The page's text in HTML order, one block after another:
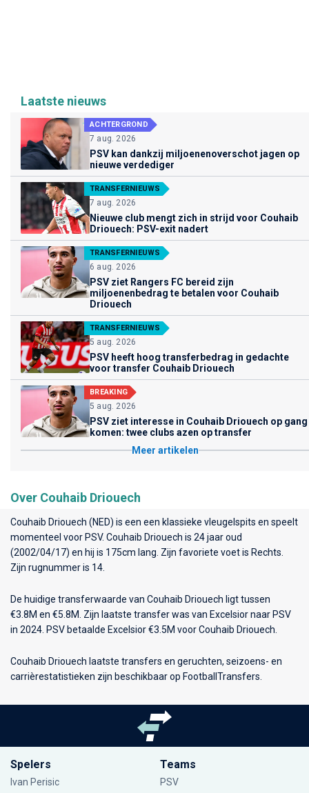
Laatste nieuws
ACHTERGROND
7 aug. 2026
PSV kan dankzij miljoenenoverschot jagen op
nieuwe verdediger
TRANSFERNIEUWS
7 aug. 2026
Nieuwe club mengt zich in strijd voor Couhaib
Driouech: PSV-exit nadert
TRANSFERNIEUWS
6 aug. 2026
PSV ziet Rangers FC bereid zijn
miljoenenbedrag te betalen voor Couhaib
Driouech
TRANSFERNIEUWS
5 aug. 2026
PSV heeft hoog transferbedrag in gedachte
voor transfer Couhaib Driouech
BREAKING
5 aug. 2026
PSV ziet interesse in Couhaib Driouech op gang
komen: twee clubs azen op transfer
Meer artikelen
Over Couhaib Driouech
Couhaib Driouech (NED) is een een klassieke vleugelspits en speelt
momenteel voor PSV. Couhaib Driouech is 24 jaar oud
(2002/04/17) en hij is 175cm lang. Zijn favoriete voet is Rechts.
Zijn rugnummer is 14.
De huidige transferwaarde van Couhaib Driouech ligt tussen
€3.8M en €5.8M. Zijn laatste transfer was van Excelsior naar PSV
in 2024. PSV betaalde Excelsior €3.5M voor Couhaib Driouech.
Couhaib Driouech laatste transfers en geruchten, seizoens- en
carrièrestatistieken zijn beschikbaar op FootballTransfers.
Spelers
Ivan Perisic
Teams
PSV